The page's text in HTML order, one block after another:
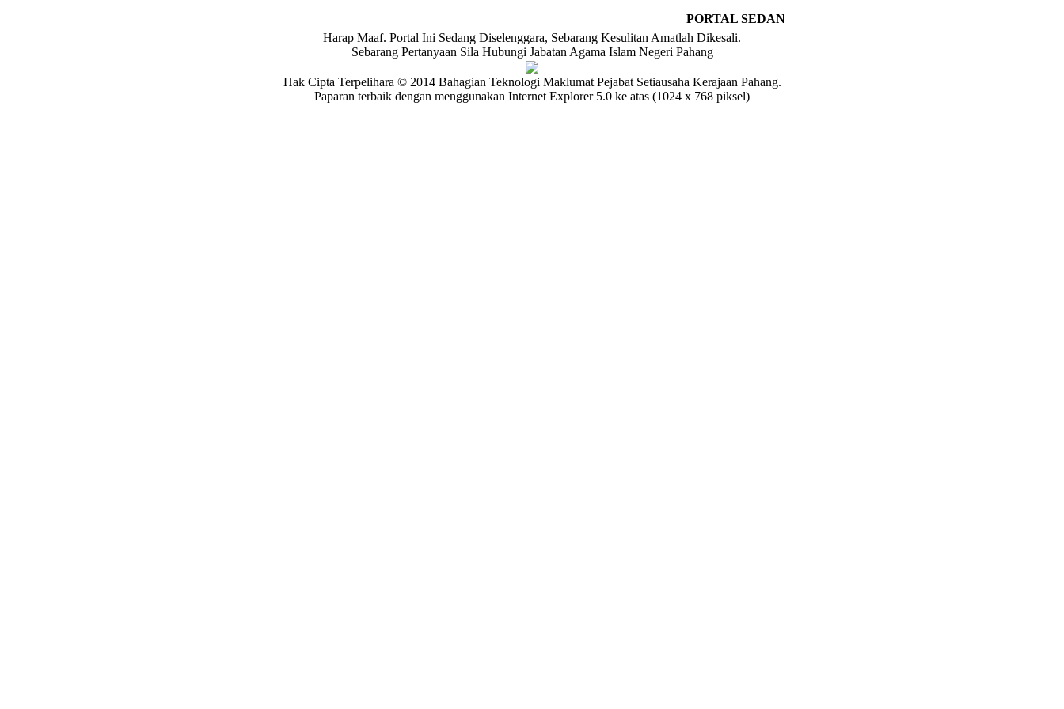
PORTAL SEDANG DISELENGGARA. MOHON MAAF ATAS
Harap Maaf. Portal Ini Sedang Diselenggara, Sebarang Kesulitan Amatlah Dikesali.
Sebarang Pertanyaan Sila Hubungi Jabatan Agama Islam Negeri Pahang
Hak Cipta Terpelihara © 2014 Bahagian Teknologi Maklumat Pejabat Setiausaha Kerajaan Pahang.
Paparan terbaik dengan menggunakan Internet Explorer 5.0 ke atas (1024 x 768 piksel)